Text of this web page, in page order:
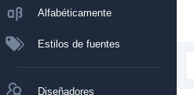
Alfabéticamente
Estilos de fuentes
Diseñadores